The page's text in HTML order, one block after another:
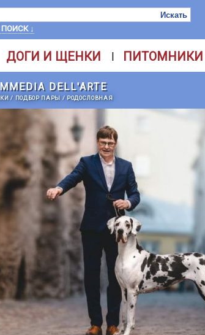
↓
ДОГИ И ЩЕНКИ | ПИТОМНИКИ
DELL'ARTE
/ ПОДБОР ПАРЫ / РОДОСЛОВНАЯ